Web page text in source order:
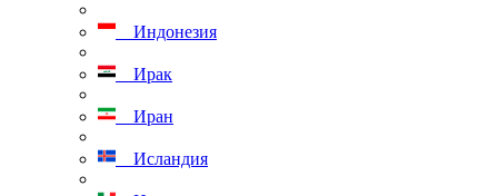
Индонезия
Ирак
Иран
Исландия